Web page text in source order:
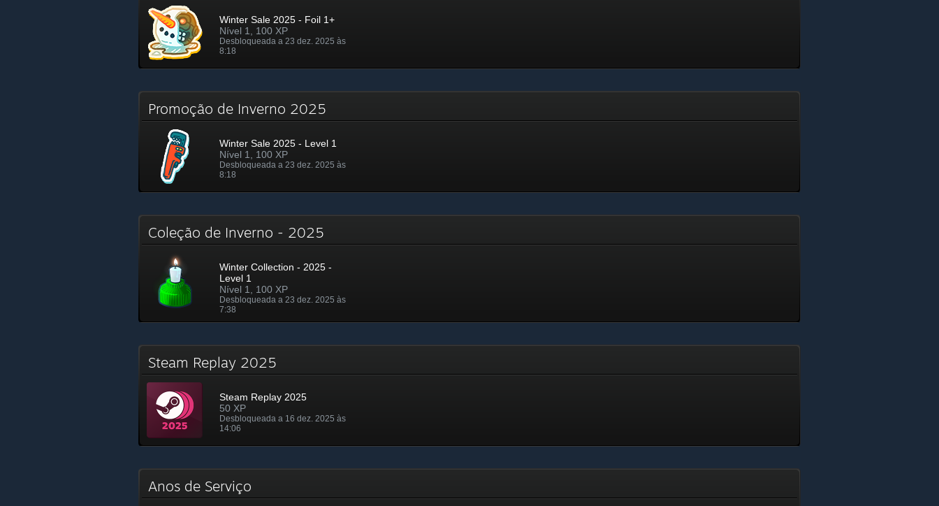
Winter Sale 2025 - Foil 1+
Nível 1, 100 XP
Desbloqueada a 23 dez. 2025 às
8:18
Promoção de Inverno 2025
Winter Sale 2025 - Level 1
Nível 1, 100 XP
Desbloqueada a 23 dez. 2025 às
8:18
Coleção de Inverno - 2025
Winter Collection - 2025 -
Level 1
Nível 1, 100 XP
Desbloqueada a 23 dez. 2025 às
7:38
Steam Replay 2025
Steam Replay 2025
50 XP
Desbloqueada a 16 dez. 2025 às
14:06
Anos de Serviço